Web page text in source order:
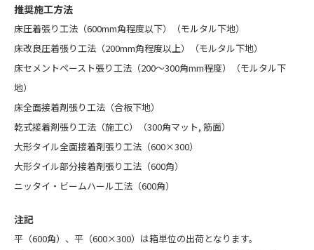
推奨施工方法
床圧着張り工法（600mm角程度以下）（モルタル下地）
床改良圧着張り工法（200mm角程度以上）（モルタル下地）
床セメントペースト張り工法（200～300角mm程度）（モルタル下
地）
床全面接着剤張り工法（合板下地）
乾式接着剤張り工法（施工C）（300角マット, 筋面）
大形タイル全面接着剤張り工法（600×300）
大形タイル部分接着剤張り工法（600角）
ニッタイ・ビームハール工法（600角）
注記
平（600角）、平（600×300）は箱単位の出荷となります。